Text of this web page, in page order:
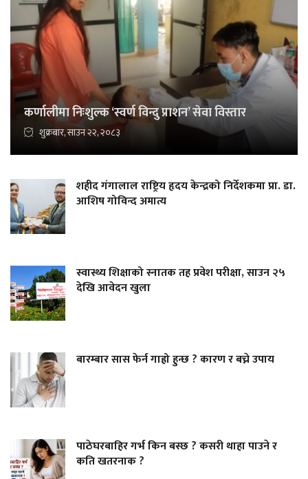
कर्णालीमा निःशुल्क ‘स्वर्ण विन्दु प्राशन’ सेवा विस्तार
शुक्रबार, साउन २२, २०८३
शहीद गंगालाल राष्ट्रिय हृदय केन्द्रको निर्देशकमा प्रा. डा.
आशिष गोविन्द अमात्य
स्वास्थ्य शिक्षाको स्नातक तह प्रवेश परीक्षा, साउन २५
देखि आवेदन खुला
बारम्बार सास फेर्न गाह्रो हुन्छ ? कारण र बच्ने उपाय
पाठेघरबाहिर गर्भ किन बस्छ ? कसरी थाहा पाउने र
कति खतरनाक ?